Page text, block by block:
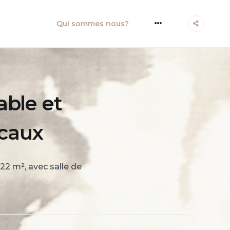
Qui sommes nous? More
et
m², avec salle de